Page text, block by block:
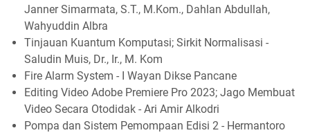
Janner Simarmata, S.T., M.Kom., Dahlan Abdullah,
Wahyuddin Albra
Tinjauan Kuantum Komputasi; Sirkit Normalisasi -
Saludin Muis, Dr., Ir., M. Kom
Fire Alarm System - I Wayan Dikse Pancane
Editing Video Adobe Premiere Pro 2023; Jago Membuat
Video Secara Otodidak - Ari Amir Alkodri
Pompa dan Sistem Pemompaan Edisi 2 - Hermantoro